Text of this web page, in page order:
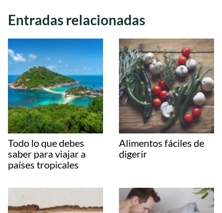
Entradas relacionadas
Todo lo que debes
saber para viajar a
países tropicales
Alimentos fáciles de
digerir